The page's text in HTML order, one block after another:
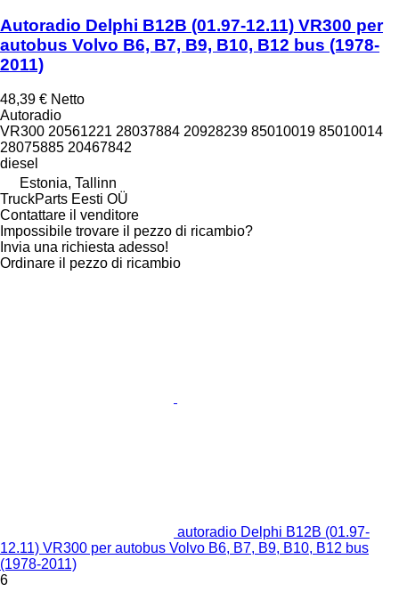
Autoradio Delphi B12B (01.97-12.11) VR300 per
autobus Volvo B6, B7, B9, B10, B12 bus (1978-
2011)
48,39 € Netto
Autoradio
VR300 20561221 28037884 20928239 85010019 85010014
28075885 20467842
diesel
Estonia, Tallinn
TruckParts Eesti OÜ
Contattare il venditore
Impossibile trovare il pezzo di ricambio?
Invia una richiesta adesso!
Ordinare il pezzo di ricambio
autoradio Delphi B12B (01.97-
12.11) VR300 per autobus Volvo B6, B7, B9, B10, B12 bus
(1978-2011)
6